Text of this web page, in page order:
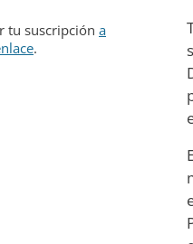
tu suscripción a
.